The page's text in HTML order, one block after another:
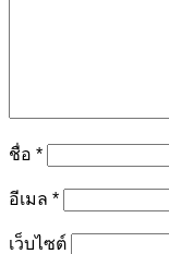
ชื่อ *
อีเมล *
เว็บไซต์